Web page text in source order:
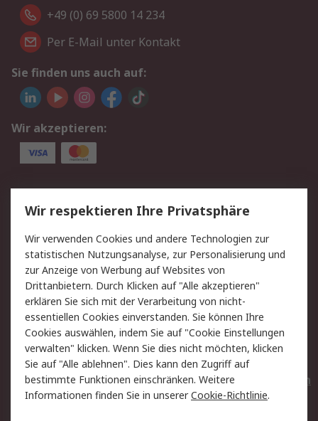
+49 (0) 69 5800 14 234
Per E-Mail unter Kontakt
Sie finden uns auch auf:
Wir akzeptieren:
Service
Value Added Services
Lieferlösungen
Rücksendungen
Kontakt
Hilfe
Privatkunden
Rechtliches
AGB
Datenschutz
Cookie-Richtlinie
Zahlungsbedingungen
Copyright/Impressum
Entsorgung
Elektrogeräte/Batterien
Wir respektieren Ihre Privatsphäre
Wir verwenden Cookies und andere Technologien zur
statistischen Nutzungsanalyse, zur Personalisierung und
zur Anzeige von Werbung auf Websites von
Drittanbietern. Durch Klicken auf "Alle akzeptieren"
erklären Sie sich mit der Verarbeitung von nicht-
essentiellen Cookies einverstanden. Sie können Ihre
Cookies auswählen, indem Sie auf "Cookie Einstellungen
verwalten" klicken. Wenn Sie dies nicht möchten, klicken
Sie auf "Alle ablehnen". Dies kann den Zugriff auf
bestimmte Funktionen einschränken. Weitere
Informationen finden Sie in unsererCookie-Richtlinie.